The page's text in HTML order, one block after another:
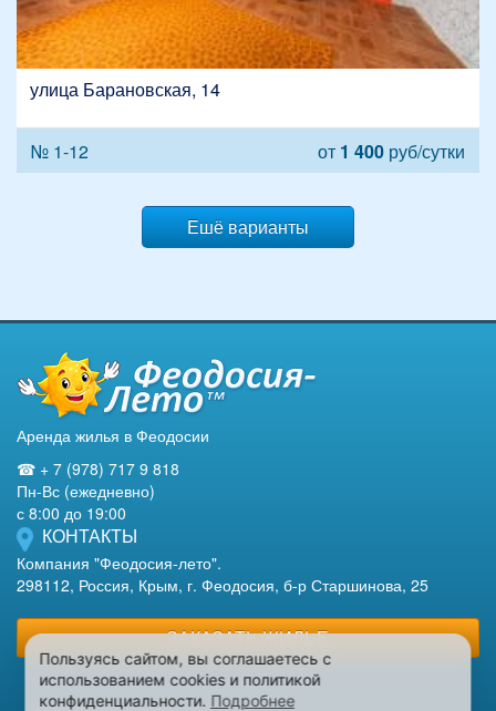
улица Барановская, 14
№ 1-12 от 1 400 руб/сутки
Ешё варианты
Аренда жилья в Феодосии
☎ + 7 (978) 717 9 818
Пн-Вс (ежедневно)
с 8:00 до 19:00
КОНТАКТЫ
Компания "Феодосия-лето".
298112, Россия, Крым, г. Феодосия, б-р Старшинова, 25
ЗАКАЗАТЬ ЖИЛЬЕ
Пользуясь сайтом, вы соглашаетесь с
использованием cookies и политикой
конфиденциальности. Подробнее